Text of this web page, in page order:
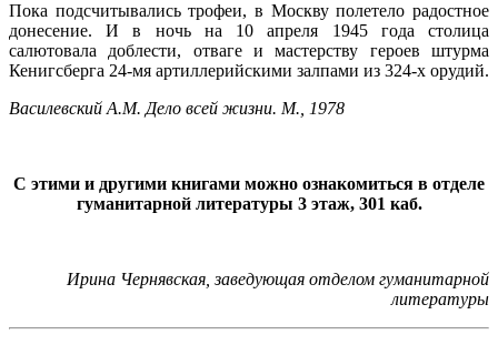
Пока подсчитывались трофеи, в Москву полетело радостное
донесение. И в ночь на 10 апреля 1945 года столица
салютовала доблести, отваге и мастерству героев штурма
Кенигсберга 24-мя артиллерийскими залпами из 324-х орудий.
Василевский А.М. Дело всей жизни. М., 1978
С этими и другими книгами можно ознакомиться в отделе
гуманитарной литературы 3 этаж, 301 каб.
Ирина Чернявская, заведующая отделом гуманитарной
литературы